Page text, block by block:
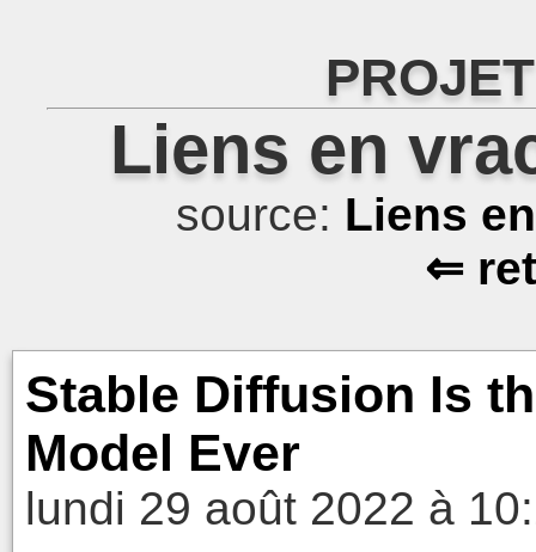
Liens en
source: Liens
⇐
Stable Diffusion Is
Model Ever
lundi 29 août 2022 à